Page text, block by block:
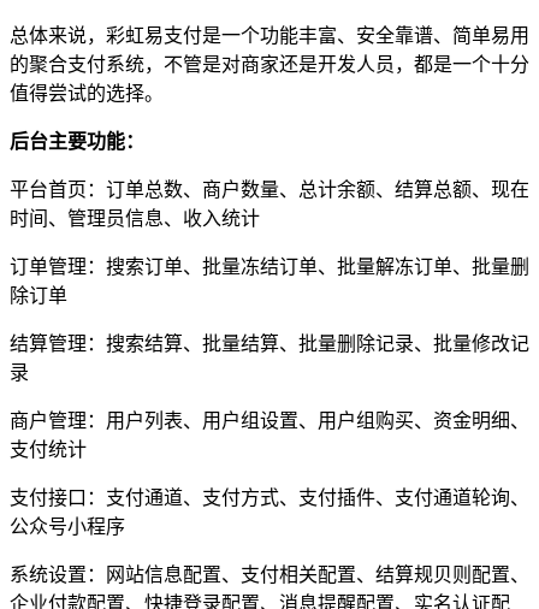
总体来说，彩虹易支付是一个功能丰富、安全靠谱、简单易用
的聚合支付系统，不管是对商家还是开发人员，都是一个十分
值得尝试的选择。
后台主要功能：
平台首页：订单总数、商户数量、总计余额、结算总额、现在
时间、管理员信息、收入统计
订单管理：搜索订单、批量冻结订单、批量解冻订单、批量删
除订单
结算管理：搜索结算、批量结算、批量删除记录、批量修改记
录
商户管理：用户列表、用户组设置、用户组购买、资金明细、
支付统计
支付接口：支付通道、支付方式、支付插件、支付通道轮询、
公众号小程序
系统设置：网站信息配置、支付相关配置、结算规贝则配置、
企业付款配置、快捷登录配置、消息提醒配置、实名认证配